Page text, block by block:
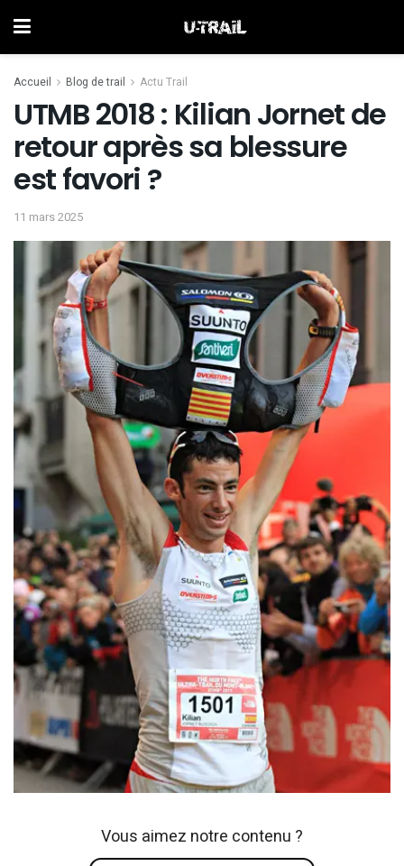
Accueil Blog de trail Actu Trail
UTMB 2018 : Kilian Jornet de
retour après sa blessure
est favori ?
11 mars 2025
Vous aimez notre contenu ?